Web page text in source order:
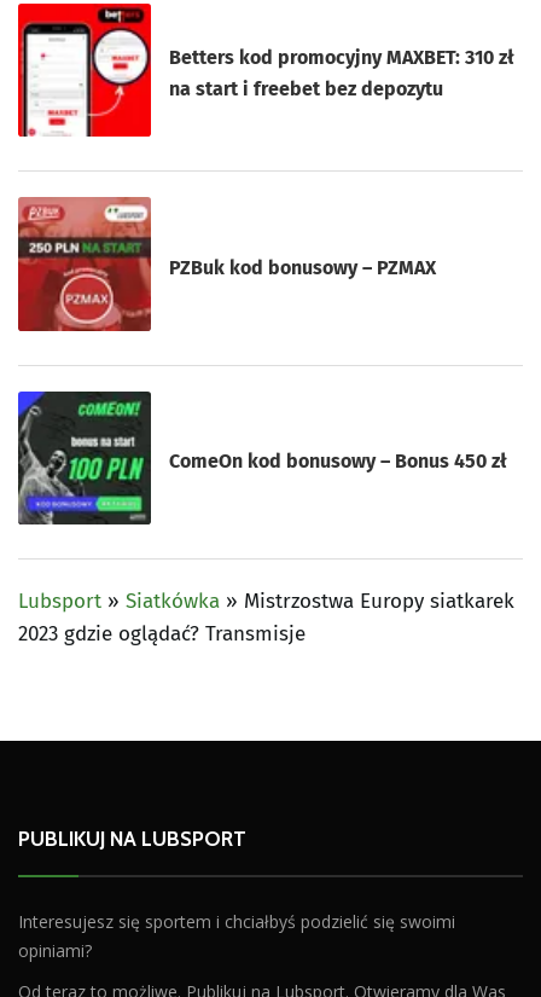
Betters kod promocyjny MAXBET: 310 zł
na start i freebet bez depozytu
PZBuk kod bonusowy – PZMAX
ComeOn kod bonusowy – Bonus 450 zł
Lubsport » Siatkówka » Mistrzostwa Europy siatkarek
2023 gdzie oglądać? Transmisje
PUBLIKUJ NA LUBSPORT
Interesujesz się sportem i chciałbyś podzielić się swoimi
opiniami?
Od teraz to możliwe. Publikuj na Lubsport. Otwieramy dla Was